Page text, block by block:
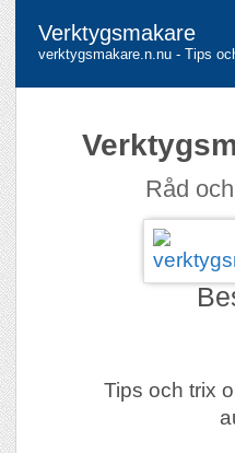
Verktygsmakare
verktygsmakare.n.nu - Tips
Råd
Tips och trix